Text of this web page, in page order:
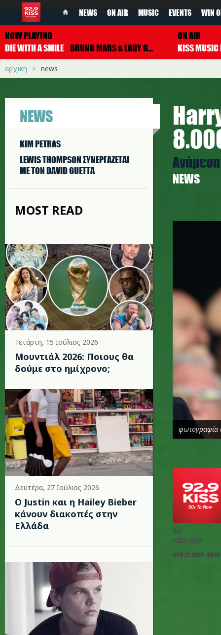
NEWS ON AIR MUSIC EVENTS WIN
NOW PLAYING
DIE WITH A SMILE BRUNO MARS & LADY GAGA
ON AIR
αρχική news
NEWS
KIM PETRAS
LEWIS THOMPSON ΣΥΝΕΡΓAΖΕΤΑΙ
ΜΕ ΤΟΝ DAVID GUETTA
MOST READ
Τετάρτη, 15 Ιούλιος 2026
Μουντιάλ 2026: Ποιους θα
δούμε στο ημίχρονο;
Δευτέρα, 27 Ιούλιος 2026
Ο Justin και η Hailey Bieber
κάνουν διακοπές στην
Ελλάδα
Ανάμεσα
NEWS
h.jpg
φωτογραφία
BY
KISS 929
ΦΕΒ 22 2024 - 08:20